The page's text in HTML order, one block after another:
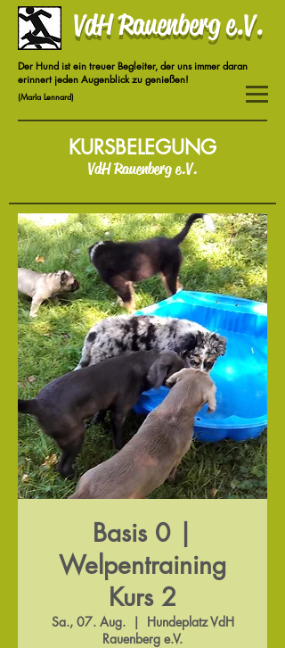
VdH Rauenberg e.V.
Der Hund ist ein treuer Begleiter, der uns immer daran
erinnert jeden Augenblick zu genießen!
(Marla Lennard)
VdH Rauenberg e.V.
KURSBELEGUNG
Basis 0 |
Welpentraining
Kurs 2
Sa., 07. Aug.
  |
Hundeplatz VdH
Rauenberg e.V.